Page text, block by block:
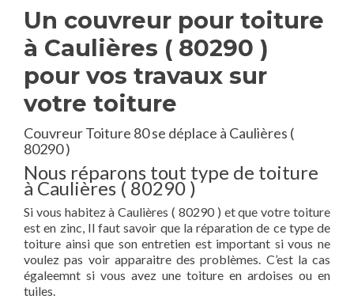
Un couvreur pour toiture
à Caulières ( 80290 )
pour vos travaux sur
votre toiture
Couvreur Toiture 80 se déplace à Caulières (
80290 )
Nous réparons tout type de toiture
à Caulières ( 80290 )
Si vous habitez à Caulières ( 80290 ) et que votre toiture
est en zinc, Il faut savoir que la réparation de ce type de
toiture ainsi que son entretien est important si vous ne
voulez pas voir apparaitre des problèmes. C’est la cas
égaleemnt si vous avez une toiture en ardoises ou en
tuiles.